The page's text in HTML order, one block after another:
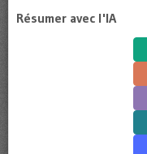
Résumer avec l'IA